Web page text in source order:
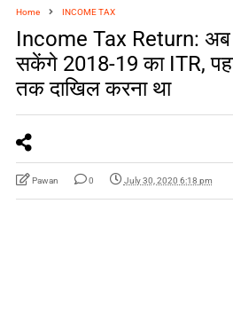
Home INCOME TAX
Income Tax Return:
सकेंगे 2018-19 का ITR,
तक दाखिल करना था
Pawan 0 July 30, 2020 6:18 pm